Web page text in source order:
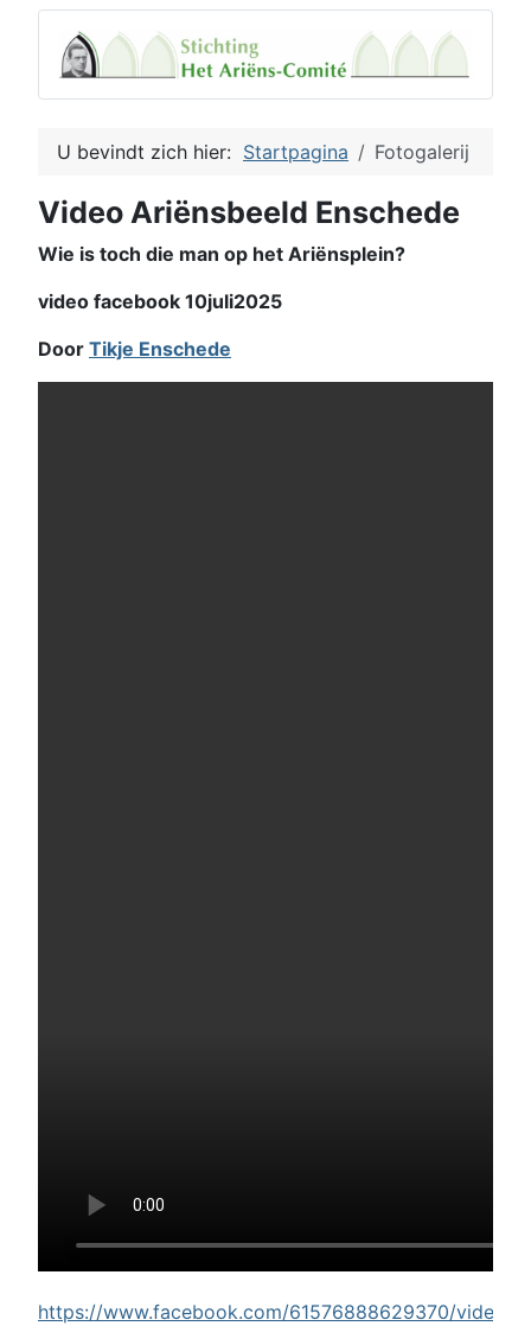
U bevindt zich hier: Startpagina Fotogalerij
Video Ariënsbeeld Enschede
Wie is toch die man op het Ariënsplein?
video facebook 10juli2025
Door Tikje Enschede
https://www.facebook.com/61576888629370/videos/